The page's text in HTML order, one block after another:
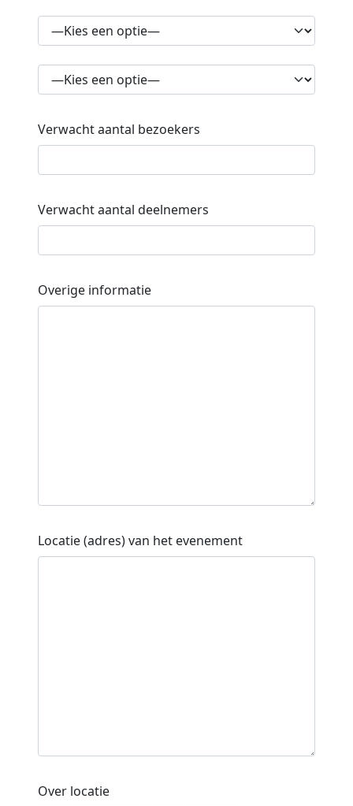
Verwacht aantal bezoekers
Verwacht aantal deelnemers
Overige informatie
Locatie (adres) van het evenement
Over locatie